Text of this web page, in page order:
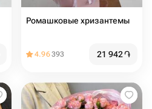
Ромашковые хризантемы
4.96393 21 942֏